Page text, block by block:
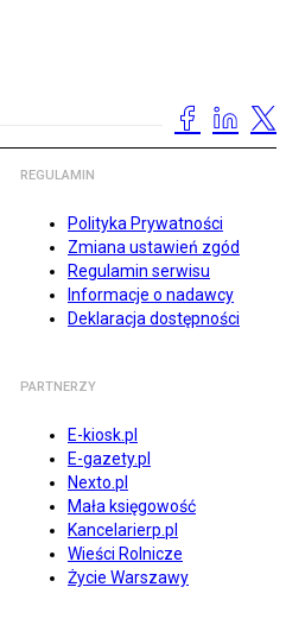
REGULAMIN
Polityka Prywatności
Zmiana ustawień zgód
Regulamin serwisu
Informacje o nadawcy
Deklaracja dostępności
PARTNERZY
E-kiosk.pl
E-gazety.pl
Nexto.pl
Mała księgowość
Kancelarierp.pl
Wieści Rolnicze
Życie Warszawy